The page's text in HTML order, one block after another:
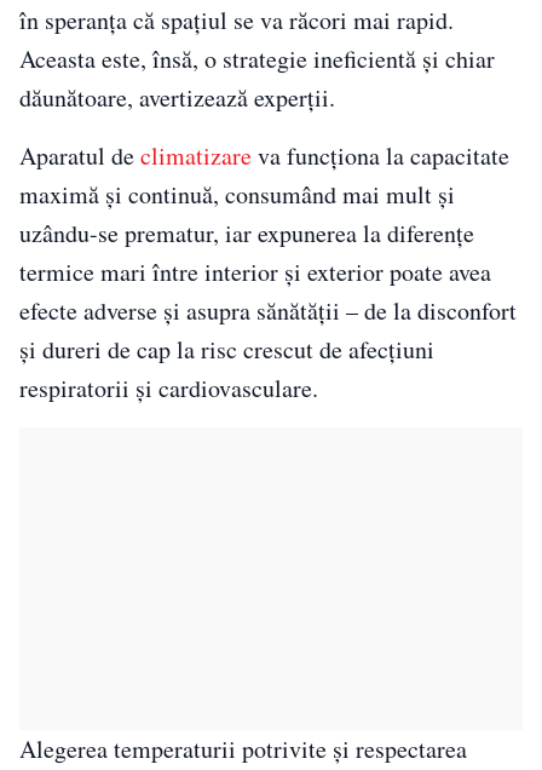
în speranţa că spaţiul se va răcori mai rapid.
Aceasta este, însă, o strategie ineficientă şi chiar
dăunătoare, avertizează experţii.
Aparatul declimatizareva funcționa la capacitate
maximă şi continuă, consumând mai mult şi
uzându-se prematur, iar expunerea la diferenţe
termice mari între interior şi exterior poate avea
efecte adverse şi asupra sănătăţii – de la disconfort
şi dureri de cap la risc crescut de afecțiuni
respiratorii şi cardiovasculare.
Alegerea temperaturii potrivite şi respectarea